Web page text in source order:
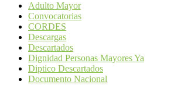
Adulto Mayor
Convocatorias
CORDES
Descargas
Descartados
Dignidad Personas Mayores Ya
Diptico Descartados
Documento Nacional